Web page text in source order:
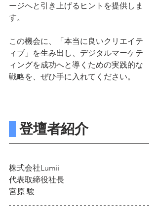
ージへと引き上げるヒントを提供しま
す。
この機会に、「本当に良いクリエイテ
ィブ」を生み出し、デジタルマーケテ
ィングを成功へと導くための実践的な
戦略を、ぜひ手に入れてください。
登壇者紹介
株式会社Lumii
代表取締役社長
宮原 駿